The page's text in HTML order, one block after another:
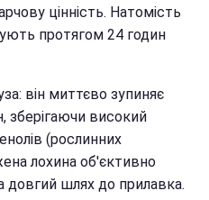
цінність. Натомість
протягом 24 годин
він миттєво зупиняє
зберігаючи високий
(рослинних
лохина об'єктивно
довгий шлях до прилавка.